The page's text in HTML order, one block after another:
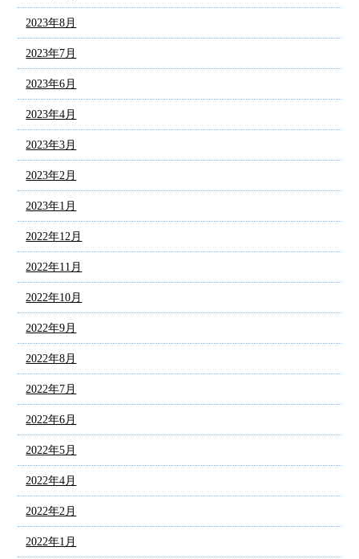
2023年8月
2023年7月
2023年6月
2023年4月
2023年3月
2023年2月
2023年1月
2022年12月
2022年11月
2022年10月
2022年9月
2022年8月
2022年7月
2022年6月
2022年5月
2022年4月
2022年2月
2022年1月